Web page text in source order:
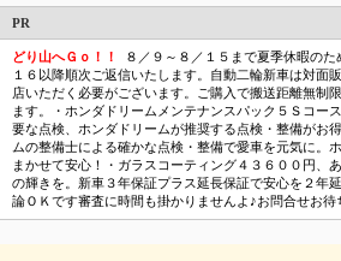
PR
どり山へＧｏ！！
８／９～８／１５まで夏季休暇の
１６以降順次ご返信いたします。自動二輪新車は対面
店いただく必要がございます。ご購入で搬送距離無制
ます。・ホンダドリームメンテナンスパック５Ｓコー
要な点検、ホンダドリームが推奨する点検・整備がお
ムの整備士による確かな点検・整備で愛車を元気に。
まかせて安心！・ガラスコーティング４３６００円、
の輝きを。新車３年保証プラス延長保証で安心を２年
論ＯＫです審査に時間も掛かりませんよ♪お問合せお待